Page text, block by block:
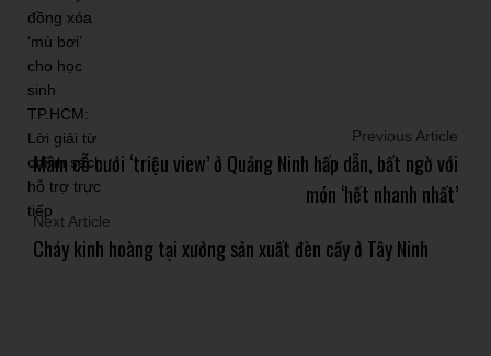
Previous Article
Mâm cỗ cưới ‘triệu view’ ở Quảng Ninh hấp dẫn, bất ngờ với
món ‘hết nhanh nhất’
Next Article
Cháy kinh hoàng tại xưởng sản xuất đèn cầy ở Tây Ninh